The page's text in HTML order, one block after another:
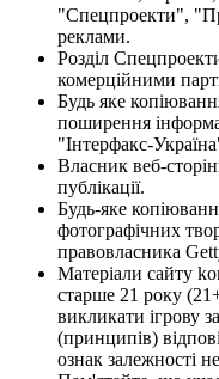
"Спецпроекти",
реклами.
Розділ
комерційними
Будь яке
поширення
"Інтерфакс-
Власник веб-
публікації.
Будь-яке
фотографічних
правовласника
Матеріали сайту
старше 21 року
викликати ігрову
(принципів)
ознак залежності